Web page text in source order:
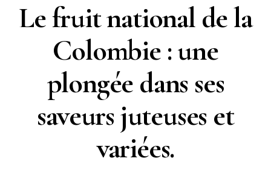
Le fruit national de la
Colombie : une
plongée dans ses
saveurs juteuses et
variées.